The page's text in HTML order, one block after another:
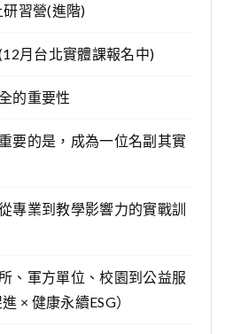
習營(進階)
月台北實體課報名中)
的重要性
要的是，成為一位名副其實
專業到教學影響力的實戰訓
、軍方單位、校園到公益服
× 健康永續ESG）